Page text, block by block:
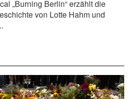
„Burning Berlin“ erzählt die
von Lotte Hahm und